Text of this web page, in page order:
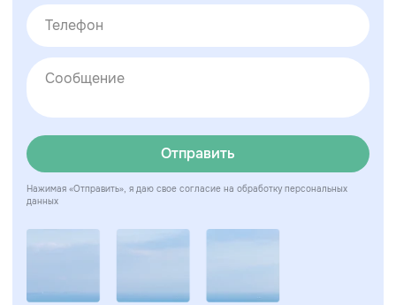
Отправить
Нажимая «Отправить», я даю свое согласие на обработку персональных
данных